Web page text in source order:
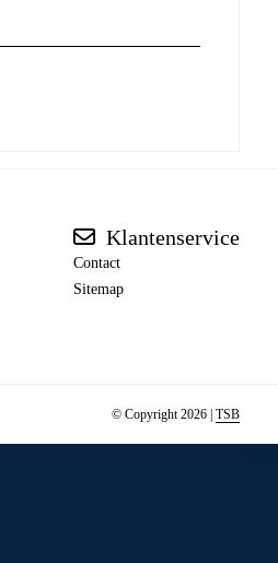
Klantenservice
Contact
Sitemap
© Copyright 2026 | TSB